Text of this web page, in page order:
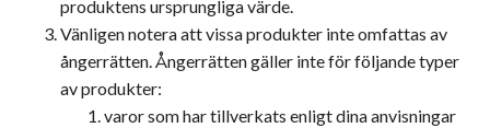
produktens ursprungliga värde.
Vänligen notera att vissa produkter inte omfattas av
ångerrätten. Ångerrätten gäller inte för följande typer
av produkter:
varor som har tillverkats enligt dina anvisningar